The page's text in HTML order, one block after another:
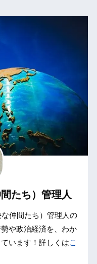
たち）管理人
仲間たち）管理人の
や政治経済を、わか
います！詳しくはこ